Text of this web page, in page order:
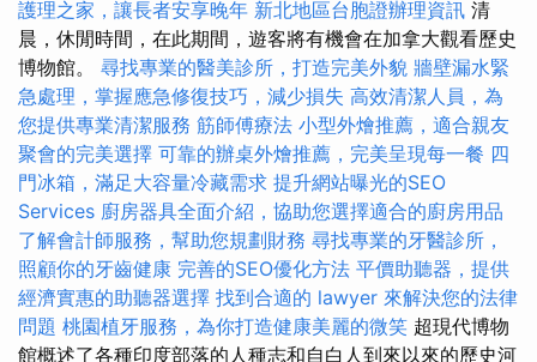
護理之家，讓長者安享晚年 新北地區台胞證辦理資訊 清
晨，休閒時間，在此期間，遊客將有機會在加拿大觀看歷史
博物館。 尋找專業的醫美診所，打造完美外貌 牆壁漏水緊
急處理，掌握應急修復技巧，減少損失 高效清潔人員，為
您提供專業清潔服務 筋師傅療法 小型外燴推薦，適合親友
聚會的完美選擇 可靠的辦桌外燴推薦，完美呈現每一餐 四
門冰箱，滿足大容量冷藏需求 提升網站曝光的SEO
Services 廚房器具全面介紹，協助您選擇適合的廚房用品
了解會計師服務，幫助您規劃財務 尋找專業的牙醫診所，
照顧你的牙齒健康 完善的SEO優化方法 平價助聽器，提供
經濟實惠的助聽器選擇 找到合適的 lawyer 來解決您的法律
問題 桃園植牙服務，為你打造健康美麗的微笑 超現代博物
館概述了各種印度部落的人種志和自白人到來以來的歷史河